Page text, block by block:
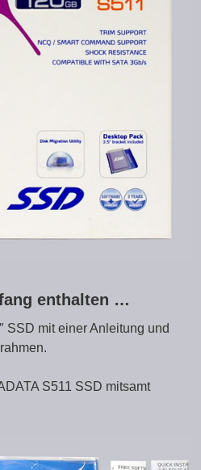
enthalten …
SSD mit einer Anleitung und
S511 SSD mitsamt